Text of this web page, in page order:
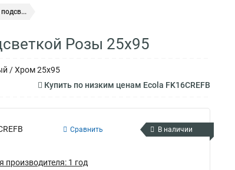
Розы 25x95
/ Хром 25x95
Купить по низким ценам Ecola FK16CREFB
Сравнить В наличии
производителя: 1 год